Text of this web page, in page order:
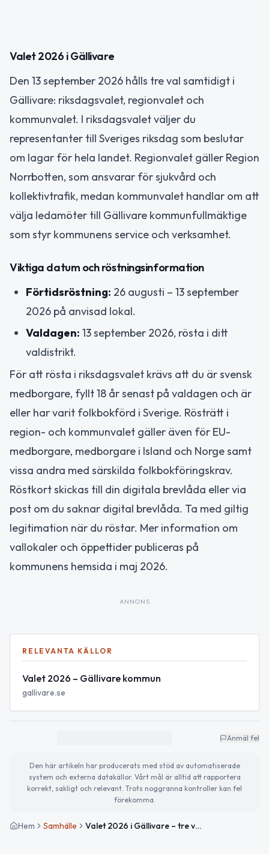
Valet 2026 i Gällivare
Den 13 september 2026 hålls tre val samtidigt i
Gällivare: riksdagsvalet, regionvalet och
kommunvalet. I riksdagsvalet väljer du
representanter till Sveriges riksdag som beslutar
om lagar för hela landet. Regionvalet gäller Region
Norrbotten, som ansvarar för sjukvård och
kollektivtrafik, medan kommunvalet handlar om att
välja ledamöter till Gällivare kommunfullmäktige
som styr kommunens service och verksamhet.
Viktiga datum och röstningsinformation
Förtidsröstning: 26 augusti – 13 september
2026 på anvisad lokal.
Valdagen: 13 september 2026, rösta i ditt
valdistrikt.
För att rösta i riksdagsvalet krävs att du är svensk
medborgare, fyllt 18 år senast på valdagen och är
eller har varit folkbokförd i Sverige. Rösträtt i
region- och kommunvalet gäller även för EU-
medborgare, medborgare i Island och Norge samt
vissa andra med särskilda folkbokföringskrav.
Röstkort skickas till din digitala brevlåda eller via
post om du saknar digital brevlåda. Ta med giltig
legitimation när du röstar. Mer information om
vallokaler och öppettider publiceras på
kommunens hemsida i maj 2026.
ANNONS
RELEVANTA KÄLLOR
Valet 2026 – Gällivare kommun
gallivare.se
Anmäl fel
Den här artikeln har producerats med stöd av automatiserade
system och externa datakällor. Vårt mål är alltid att rapportera
korrekt, sakligt och relevant. Trots noggranna kontroller kan fel
förekomma.
Hem Samhälle Valet 2026 i Gällivare – tre val på samma dag